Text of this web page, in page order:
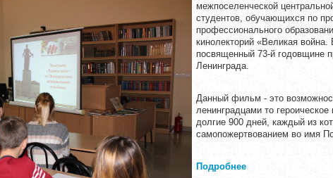
межпоселенческой
студентов, обучающихся по
профессионального
кинолекторий «Великая
посвященный 73-й годовщине
Ленинграда.
Данный фильм - это
ленинградцами то
долгие 900 дней, каждый из
самопожертвованием во имя
Подробнее